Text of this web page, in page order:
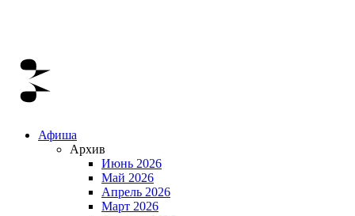
Афиша
Архив
Июнь 2026
Май 2026
Апрель 2026
Март 2026